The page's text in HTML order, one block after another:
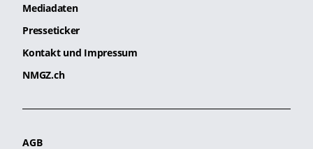
Mediadaten
Presseticker
Kontakt und Impressum
NMGZ.ch
AGB